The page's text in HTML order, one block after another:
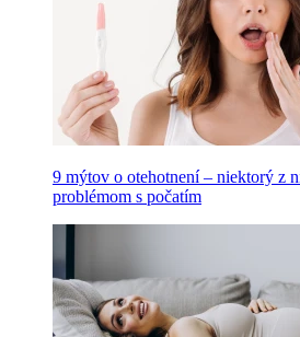
9 mýtov o otehotnení – niektorý z
problémom s počatím